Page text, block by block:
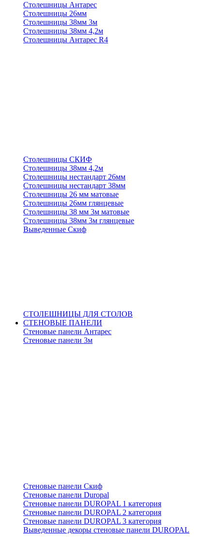
Столешницы Антарес
Столешницы 26мм
Столешницы 38мм 3м
Столешницы 38мм 4,2м
Столешницы Антарес R4
Столешницы СКИФ
Столешницы 38мм 4,2м
Столешницы нестандарт 26мм
Столешницы нестандарт 38мм
Столешницы 26 мм матовые
Столешницы 26мм глянцевые
Столешницы 38 мм 3м матовые
Столешницы 38мм 3м глянцевые
Выведенные Скиф
СТОЛЕШНИЦЫ ДЛЯ СТОЛОВ
СТЕНОВЫЕ ПАНЕЛИ
Стеновые панели Антарес
Стеновые панели 3м
Стеновые панели Скиф
Стеновые панели Duropal
Стеновые панели DUROPAL 1 категория
Стеновые панели DUROPAL 2 категория
Стеновые панели DUROPAL 3 категория
Выведенные декоры стеновые панели DUROPAL